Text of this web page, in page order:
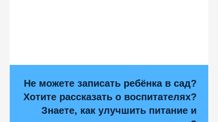
Не можете записать ребёнка в сад?
Хотите рассказать о воспитателях?
Знаете, как улучшить питание и